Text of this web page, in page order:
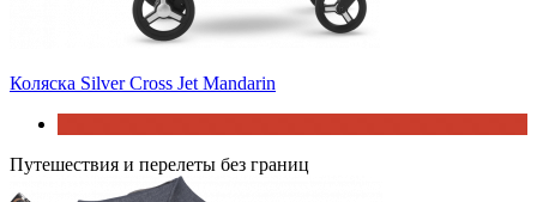
Коляска Silver Cross Jet Mandarin
Путешествия и перелеты без границ